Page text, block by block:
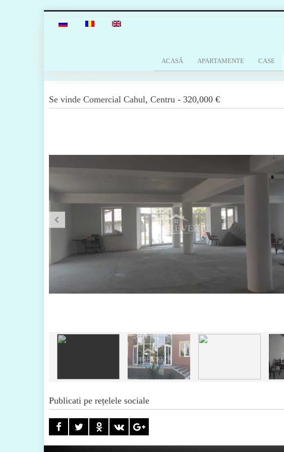
ACASĂ APARTAMENTE CASE
Se vinde Comercial Cahul, Centru - 320,000 €
Publicati pe rețelele sociale